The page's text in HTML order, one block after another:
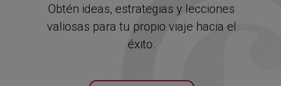
Obtén ideas, estrategias y lecciones
valiosas para tu propio viaje hacia el
éxito.